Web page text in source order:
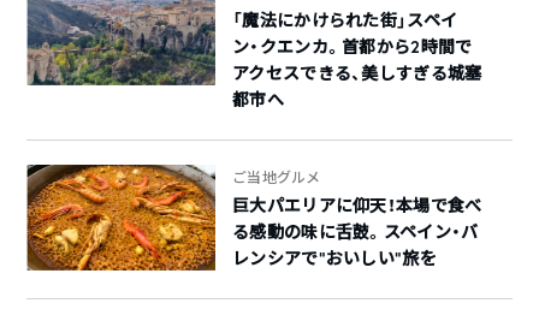
「魔法にかけられた街」スペイ
ン・クエンカ。首都から2時間で
アクセスできる、美しすぎる城塞
都市へ
ご当地グルメ
巨大パエリアに仰天！本場で食べ
る感動の味に舌鼓。スペイン・バ
レンシアで”おいしい”旅を